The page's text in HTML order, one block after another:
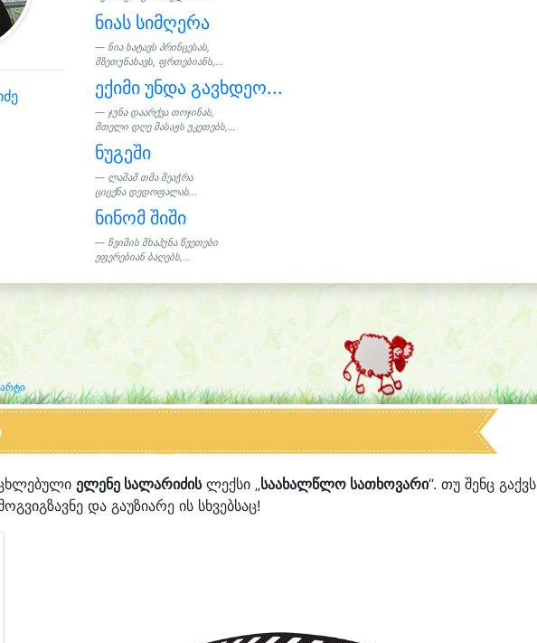
ნიას სიმღერა
ნია ხატავს პრინცესას,
მზეთუნახავს, ფრთებიანს,...
ექიმი უნდა გავხდეო...
ჯუნა დაარქვა თოჯინას,
მთელი დღე მასაჟს უკეთებს,...
ნუგეში
ლაშამ თმა შეაჭრა
ციცქნა დედოფალას...
ნინომ შიში
წვიმის შხაპუნა წვეთები
ეფერებიან ბაღებს,...
ელენე სალარიძისლექსი „საახალწლო სათხოვარი“. თუ შენც გაქვს
და გაუზიარე ის სხვებსაც!